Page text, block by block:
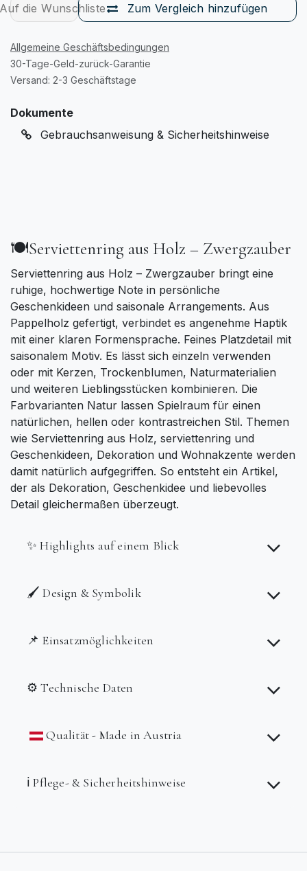
Zum Vergleich hinzufügen
Auf die Wunschliste
Allgemeine Geschäftsbedingungen
30-Tage-Geld-zurück-Garantie
Versand: 2-3 Geschäftstage
Dokumente
Gebrauchsanweisung & Sicherheitshinweise
🍽️Serviettenring aus Holz – Zwergzauber
Serviettenring aus Holz – Zwergzauber bringt eine
ruhige, hochwertige Note in persönliche
Geschenkideen und saisonale Arrangements. Aus
Pappelholz gefertigt, verbindet es angenehme Haptik
mit einer klaren Formensprache. Feines Platzdetail mit
saisonalem Motiv. Es lässt sich einzeln verwenden
oder mit Kerzen, Trockenblumen, Naturmaterialien
und weiteren Lieblingsstücken kombinieren. Die
Farbvarianten Natur lassen Spielraum für einen
natürlichen, hellen oder kontrastreichen Stil. Themen
wie Serviettenring aus Holz, serviettenring und
Geschenkideen, Dekoration und Wohnakzente werden
damit natürlich aufgegriffen. So entsteht ein Artikel,
der als Dekoration, Geschenkidee und liebevolles
Detail gleichermaßen überzeugt.
✨ Highlights auf einem Blick
🖌️ Design & Symbolik
📌 Einsatzmöglichkeiten
⚙️ Technische Daten
Qualität - Made in Austria
ℹ️ Pflege- & Sicherheitshinweise